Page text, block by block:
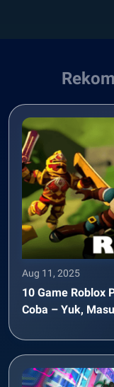
Aug 11, 2025
10 Game Roblox
Coba – Yuk,